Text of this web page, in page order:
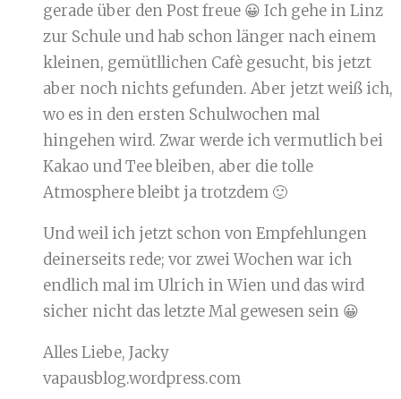
gerade über den Post freue 😀 Ich gehe in Linz
zur Schule und hab schon länger nach einem
kleinen, gemütllichen Cafè gesucht, bis jetzt
aber noch nichts gefunden. Aber jetzt weiß ich,
wo es in den ersten Schulwochen mal
hingehen wird. Zwar werde ich vermutlich bei
Kakao und Tee bleiben, aber die tolle
Atmosphere bleibt ja trotzdem 🙂
Und weil ich jetzt schon von Empfehlungen
deinerseits rede; vor zwei Wochen war ich
endlich mal im Ulrich in Wien und das wird
sicher nicht das letzte Mal gewesen sein 😀
Alles Liebe, Jacky
vapausblog.wordpress.com